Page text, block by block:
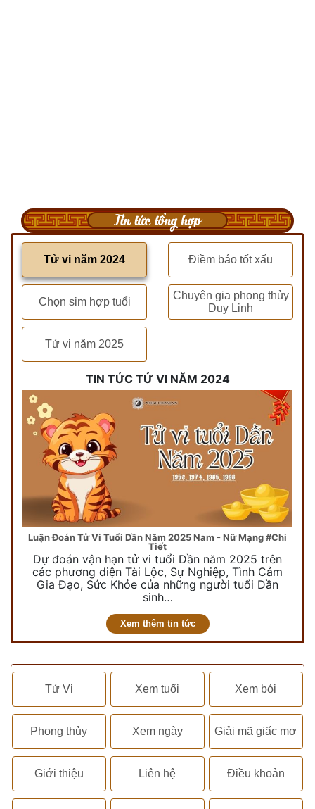
Tin tức tổng hợp
Tử vi năm 2024 Điềm báo tốt xấu
Chọn sim hợp tuổi
Chuyên gia phong thủy
Duy Linh
Tử vi năm 2025
TIN TỨC TỬ VI NĂM 2024
Luận Đoán Tử Vi Tuổi Dần Năm 2025 Nam - Nữ Mạng #Chi
Tiết
Dự đoán vận hạn tử vi tuổi Dần năm 2025 trên
các phương diện Tài Lộc, Sự Nghiệp, Tình Cảm
Gia Đạo, Sức Khỏe của những người tuổi Dần
sinh…
Xem thêm tin tức
Tử Vi Xem tuổi Xem bói
Phong thủy Xem ngày Giải mã giấc mơ
Giới thiệu Liên hệ Điều khoản